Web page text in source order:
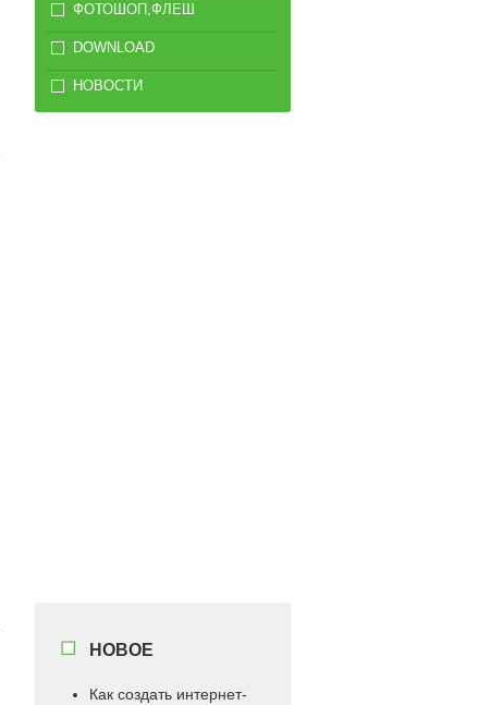
ФОТОШОП,ФЛЕШ
DOWNLOAD
НОВОСТИ
НОВОЕ
Как создать интернет-